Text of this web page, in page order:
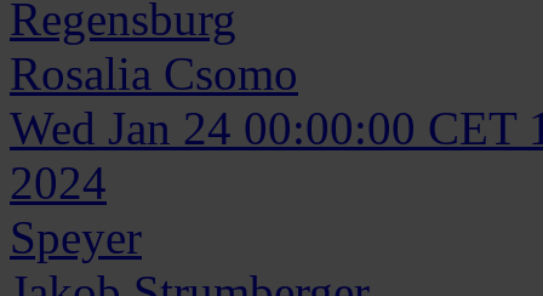
Regensburg
Rosalia Csomo
Wed Jan 24 00:00:00 CET
2024
Speyer